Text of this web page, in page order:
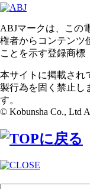
ABJマークは、この
権者からコンテンツ
ことを示す登録商標
本サイトに掲載され
製行為を固く禁止し
す。
© Kobunsha Co., Ltd